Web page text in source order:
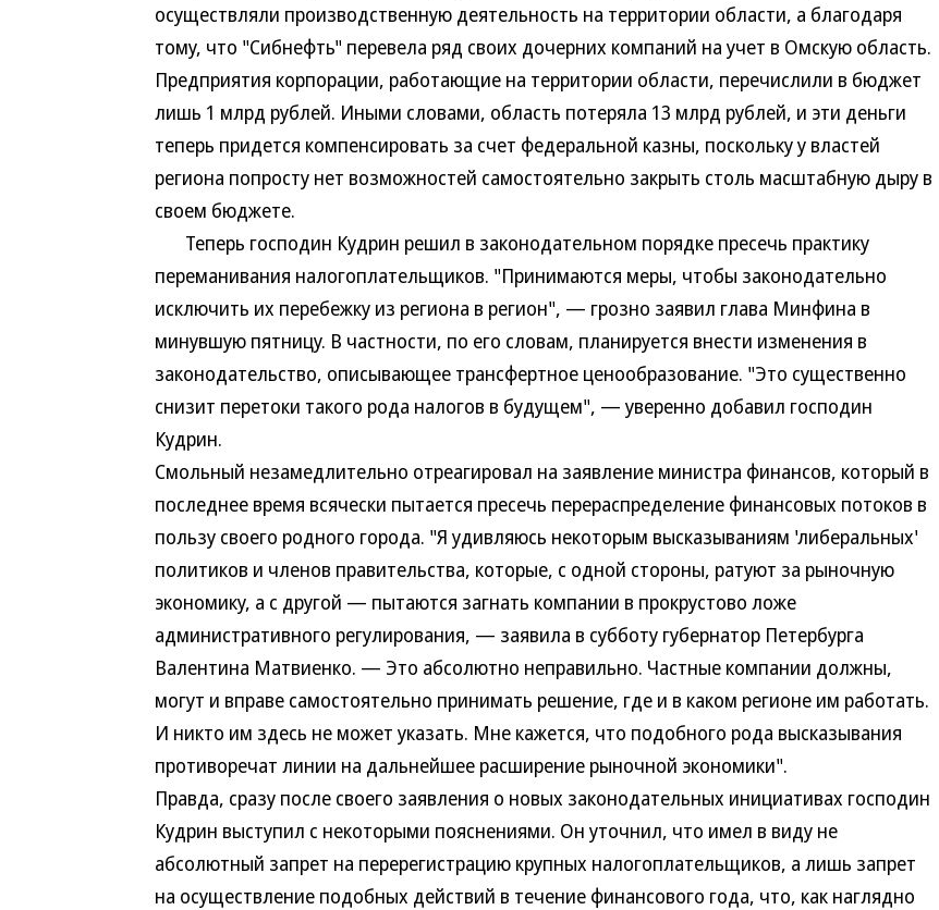
осуществляли производственную деятельность на территории области, а благодаря
тому, что "Сибнефть" перевела ряд своих дочерних компаний на учет в Омскую область.
Предприятия корпорации, работающие на территории области, перечислили в бюджет
лишь 1 млрд рублей. Иными словами, область потеряла 13 млрд рублей, и эти деньги
теперь придется компенсировать за счет федеральной казны, поскольку у властей
региона попросту нет возможностей самостоятельно закрыть столь масштабную дыру в
своем бюджете.
Теперь господин Кудрин решил в законодательном порядке пресечь практику
переманивания налогоплательщиков. "Принимаются меры, чтобы законодательно
исключить их перебежку из региона в регион", — грозно заявил глава Минфина в
минувшую пятницу. В частности, по его словам, планируется внести изменения в
законодательство, описывающее трансфертное ценообразование. "Это существенно
снизит перетоки такого рода налогов в будущем", — уверенно добавил господин
Кудрин.
Смольный незамедлительно отреагировал на заявление министра финансов, который в
последнее время всячески пытается пресечь перераспределение финансовых потоков в
пользу своего родного города. "Я удивляюсь некоторым высказываниям 'либеральных'
политиков и членов правительства, которые, с одной стороны, ратуют за рыночную
экономику, а с другой — пытаются загнать компании в прокрустово ложе
административного регулирования, — заявила в субботу губернатор Петербурга
Валентина Матвиенко. — Это абсолютно неправильно. Частные компании должны,
могут и вправе самостоятельно принимать решение, где и в каком регионе им работать.
И никто им здесь не может указать. Мне кажется, что подобного рода высказывания
противоречат линии на дальнейшее расширение рыночной экономики".
Правда, сразу после своего заявления о новых законодательных инициативах господин
Кудрин выступил с некоторыми пояснениями. Он уточнил, что имел в виду не
абсолютный запрет на перерегистрацию крупных налогоплательщиков, а лишь запрет
на осуществление подобных действий в течение финансового года, что, как наглядно